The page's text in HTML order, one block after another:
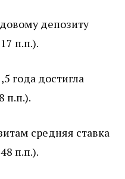
депозиту
п.п.).
года достигла
п.п.).
средняя ставка
п.п.).